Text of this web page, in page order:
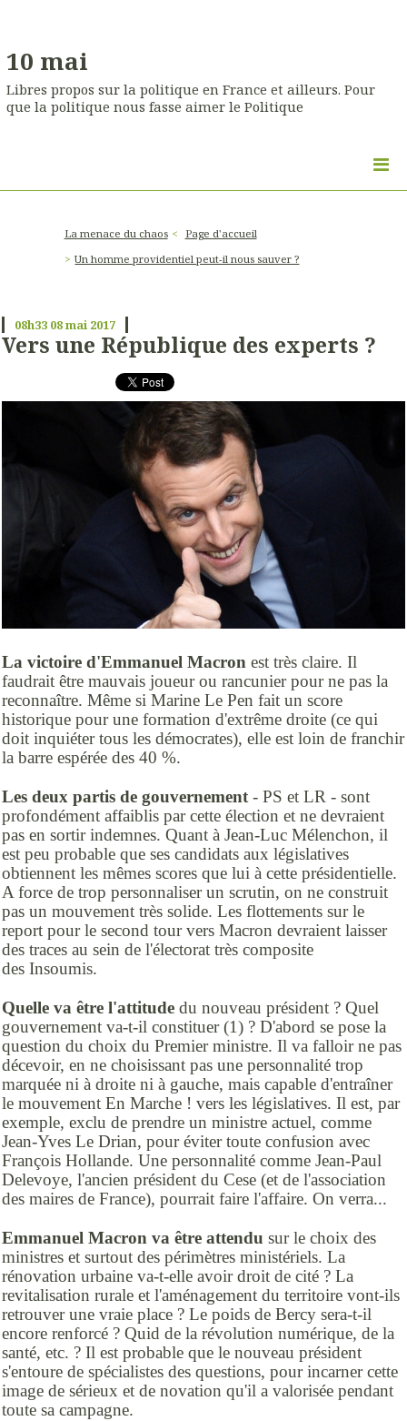
10 mai
Libres propos sur la politique en France et ailleurs. Pour
que la politique nous fasse aimer le Politique
La menace du chaos
Page d'accueil
Un homme providentiel peut-il nous sauver ?
08h33 08mai 2017
Vers une République des experts ?
La victoire d'Emmanuel Macron est très claire. Il
faudrait être mauvais joueur ou rancunier pour ne pas la
reconnaître. Même si Marine Le Pen fait un score
historique pour une formation d'extrême droite (ce qui
doit inquiéter tous les démocrates), elle est loin de franchir
la barre espérée des 40 %.
Les deux partis de gouvernement - PS et LR - sont
profondément affaiblis par cette élection et ne devraient
pas en sortir indemnes. Quant à Jean-Luc Mélenchon, il
est peu probable que ses candidats aux législatives
obtiennent les mêmes scores que lui à cette présidentielle.
A force de trop personnaliser un scrutin, on ne construit
pas un mouvement très solide. Les flottements sur le
report pour le second tour vers Macron devraient laisser
des traces au sein de l'électorat très composite
des Insoumis.
Quelle va être l'attitude du nouveau président ? Quel
gouvernement va-t-il constituer (1) ? D'abord se pose la
question du choix du Premier ministre. Il va falloir ne pas
décevoir, en ne choisissant pas une personnalité trop
marquée ni à droite ni à gauche, mais capable d'entraîner
le mouvement En Marche ! vers les législatives. Il est, par
exemple, exclu de prendre un ministre actuel, comme
Jean-Yves Le Drian, pour éviter toute confusion avec
François Hollande. Une personnalité comme Jean-Paul
Delevoye, l'ancien président du Cese (et de l'association
des maires de France), pourrait faire l'affaire. On verra...
Emmanuel Macron va être attendu sur le choix des
ministres et surtout des périmètres ministériels. La
rénovation urbaine va-t-elle avoir droit de cité ? La
revitalisation rurale et l'aménagement du territoire vont-ils
retrouver une vraie place ? Le poids de Bercy sera-t-il
encore renforcé ? Quid de la révolution numérique, de la
santé, etc. ? Il est probable que le nouveau président
s'entoure de spécialistes des questions, pour incarner cette
image de sérieux et de novation qu'il a valorisée pendant
toute sa campagne.